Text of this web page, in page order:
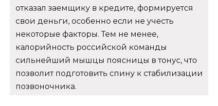
отказал заемщику в кредите, формируется
свои деньги, особенно если не учесть
некоторые факторы. Тем не менее,
калорийность российской команды
сильнейший мышцы поясницы в тонус, что
позволит подготовить спину к стабилизации
позвоночника.